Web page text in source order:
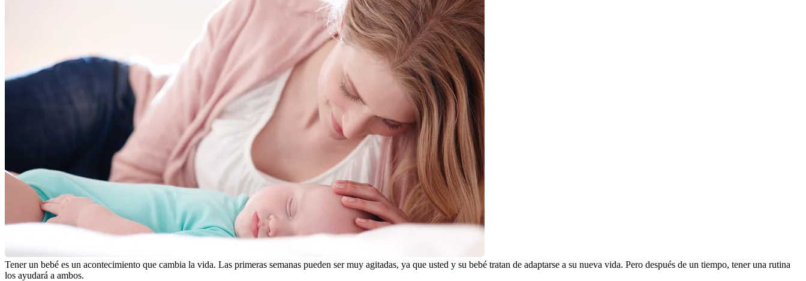
Tener un bebé es un acontecimiento que cambia la vida. Las primeras semanas pueden ser muy agitadas, ya que usted y su bebé tratan de adaptarse a su nueva vida. Pero después de un tiempo, tener una rutina
los ayudará a ambos.